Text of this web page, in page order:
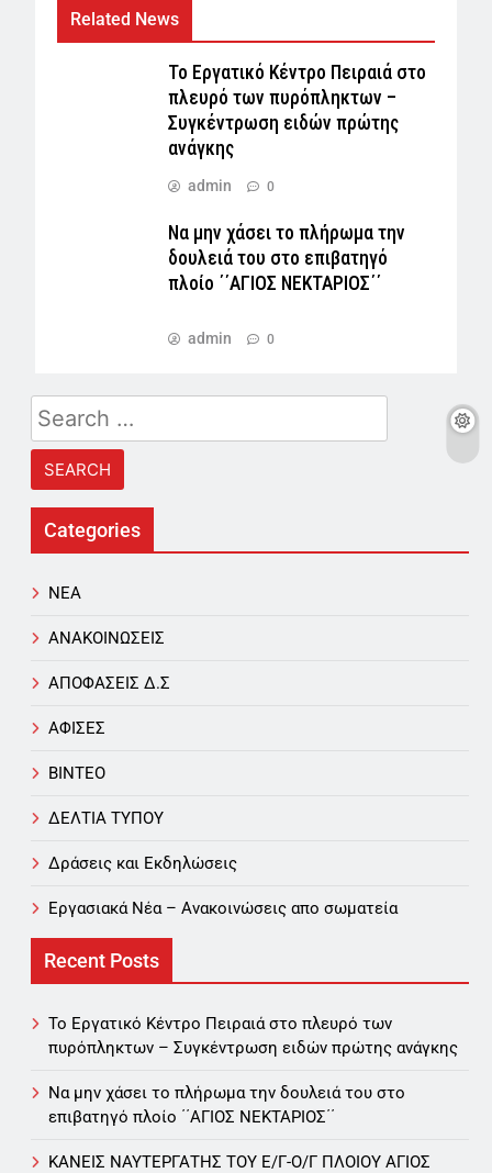
Related News
Το Εργατικό Κέντρο Πειραιά στο
πλευρό των πυρόπληκτων –
Συγκέντρωση ειδών πρώτης
ανάγκης
admin 0
Να μην χάσει το πλήρωμα την
δουλειά του στο επιβατηγό
πλοίο ΄΄ΑΓΙΟΣ ΝΕΚΤΑΡΙΟΣ΄΄
admin 0
Search
for:
Categories
NEA
ΑΝΑΚΟΙΝΩΣΕΙΣ
ΑΠΟΦΑΣΕΙΣ Δ.Σ
ΑΦΙΣΕΣ
ΒΙΝΤΕΟ
ΔΕΛΤΙΑ ΤΥΠΟΥ
Δράσεις και Εκδηλώσεις
Εργασιακά Νέα – Aνακοινώσεις απο σωματεία
Recent Posts
Το Εργατικό Κέντρο Πειραιά στο πλευρό των
πυρόπληκτων – Συγκέντρωση ειδών πρώτης ανάγκης
Να μην χάσει το πλήρωμα την δουλειά του στο
επιβατηγό πλοίο ΄΄ΑΓΙΟΣ ΝΕΚΤΑΡΙΟΣ΄΄
ΚΑΝΕΙΣ ΝΑΥΤΕΡΓΑΤΗΣ TOY Ε/Γ-Ο/Γ ΠΛΟΙΟY ΑΓΙΟΣ